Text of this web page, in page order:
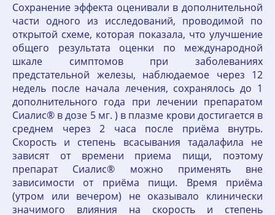
Сохранение эффекта оценивали в дополнительной
части одного из исследований, проводимой по
открытой схеме, которая показала, что улучшение
общего результата оценки по международной
шкале симптомов при заболеваниях
предстательной железы, наблюдаемое через 12
недель после начала лечения, сохранялось до 1
дополнительного года при лечении препаратом
Сиалис® в дозе 5 мг. ) в плазме крови достигается в
среднем через 2 часа после приёма внутрь.
Скорость и степень всасывания тадалафила не
зависят от времени приема пищи, поэтому
препарат Сиалис® можно применять вне
зависимости от приёма пищи. Время приёма
(утром или вечером) не оказывало клинически
значимого влияния на скорость и степень